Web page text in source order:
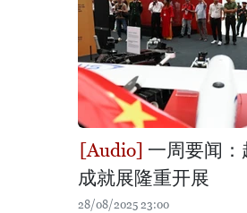
一周要闻：
成就展隆重开展
28/08/2025 23:00